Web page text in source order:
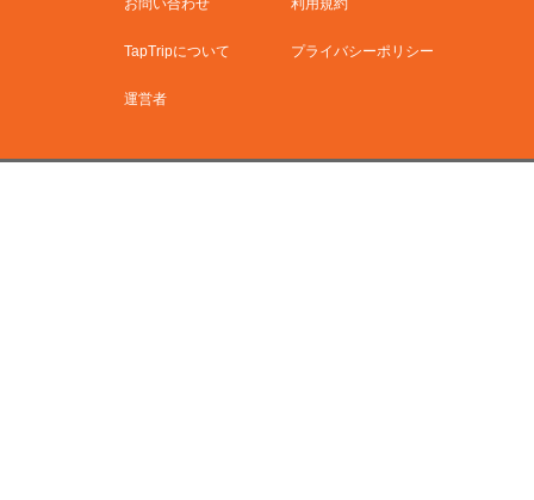
お問い合わせ 利用規約
TapTripについて プライバシーポリシー
運営者